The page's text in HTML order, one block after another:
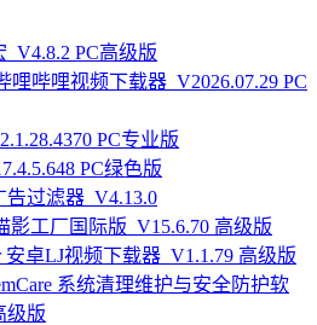
PC高级版
哩哔哩视频下载器_V2026.07.29 PC
PC专业版
PC绿色版
告过滤器_V4.13.0
影工厂国际版_V15.6.70 高级版
安卓LJ视频下载器_V1.1.79 高级版
系统清理维护与安全防护软
级版